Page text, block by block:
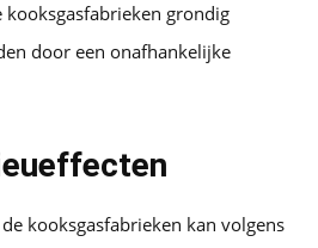
grondig
door een onafhankelijke
kooksgasfabrieken kan volgens